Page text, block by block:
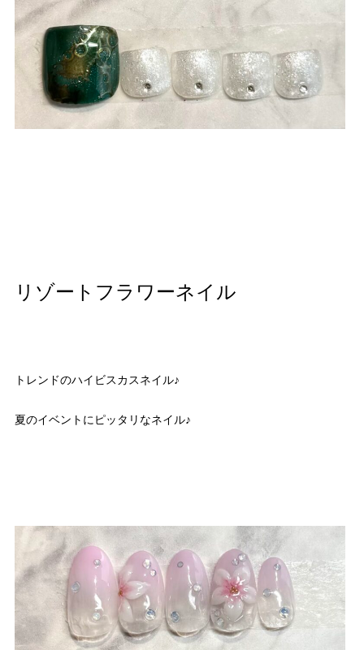
リゾートフラワーネイル
トレンドのハイビスカスネイル♪
夏のイベントにピッタリなネイル♪